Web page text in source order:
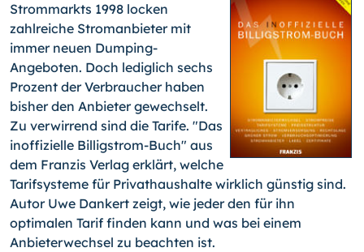
Strommarkts 1998 locken
zahlreiche Stromanbieter mit
immer neuen Dumping-
Angeboten. Doch lediglich sechs
Prozent der Verbraucher haben
bisher den Anbieter gewechselt.
Zu verwirrend sind die Tarife. "Das
inoffizielle Billigstrom-Buch" aus
dem Franzis Verlag erklärt, welche
Tarifsysteme für Privathaushalte wirklich günstig sind.
Autor Uwe Dankert zeigt, wie jeder den für ihn
optimalen Tarif finden kann und was bei einem
Anbieterwechsel zu beachten ist.